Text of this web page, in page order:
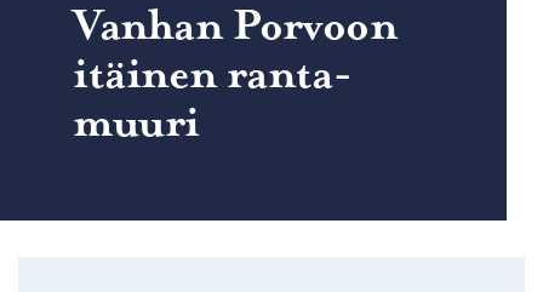
Van­han Por­voon
itäi­nen ran­ta­
muu­ri